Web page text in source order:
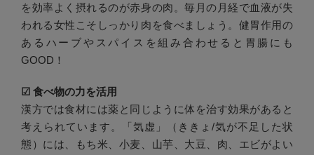
を効率よく摂れるのが赤身の肉。毎月の月経で血液が失
われる女性こそしっかり肉を食べましょう。健胃作用の
あるハーブやスパイスを組み合わせると胃腸にも
GOOD！
☑︎ 食べ物の力を活用
漢方では食材には薬と同じように体を治す効果があると
考えられています。「気虚」（ききょ/気が不足した状
態）には、もち米、小麦、山芋、大豆、肉、エビがよい